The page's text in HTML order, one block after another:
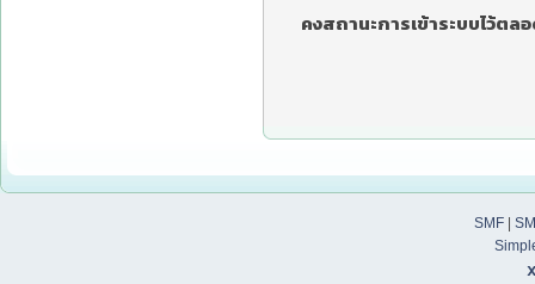
คงสถานะการเข้าระบบไว้ตล
SMF|